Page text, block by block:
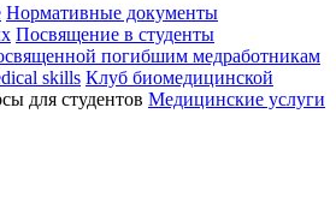
Нормативные документы
Посвящение в студенты
погибшим медработникам
skills Клуб биомедицинской
для студентов Медицинские услуги